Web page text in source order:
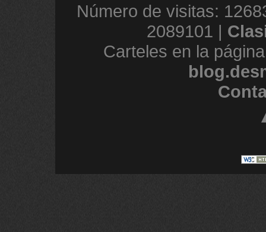
Número de visitas:
2089101 |
Carteles en la